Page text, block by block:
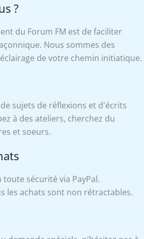
?
du Forum FM est de faciliter
Nous sommes des
de votre chemin initiatique.
sujets de réflexions et d'écrits
à des ateliers, cherchez du
et soeurs.
toute sécurité via PayPal.
les achats sont non rétractables.